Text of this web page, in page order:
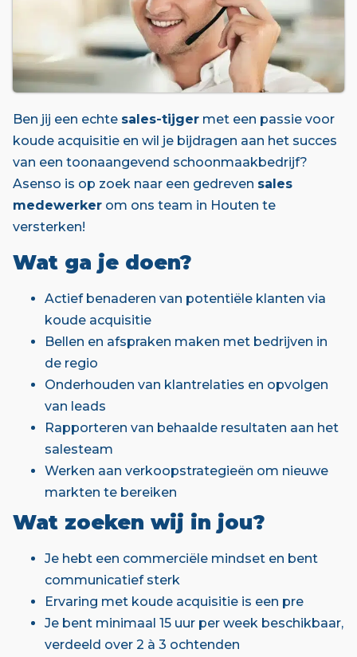
Ben jij een echte sales-tijger met een passie voor
koude acquisitie en wil je bijdragen aan het succes
van een toonaangevend schoonmaakbedrijf?
Asenso is op zoek naar een gedreven sales
medewerker om ons team in Houten te
versterken!
Wat ga je doen?
Actief benaderen van potentiële klanten via
koude acquisitie
Bellen en afspraken maken met bedrijven in
de regio
Onderhouden van klantrelaties en opvolgen
van leads
Rapporteren van behaalde resultaten aan het
salesteam
Werken aan verkoopstrategieën om nieuwe
markten te bereiken
Wat zoeken wij in jou?
Je hebt een commerciële mindset en bent
communicatief sterk
Ervaring met koude acquisitie is een pre
Je bent minimaal 15 uur per week beschikbaar,
verdeeld over 2 à 3 ochtenden